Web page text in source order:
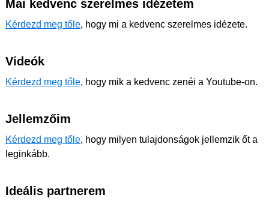
Mai kedvenc szerelmes idézetem
Kérdezd meg tőle, hogy mi a kedvenc szerelmes idézete.
Videók
Kérdezd meg tőle, hogy mik a kedvenc zenéi a Youtube-on.
Jellemzőim
Kérdezd meg tőle, hogy milyen tulajdonságok jellemzik őt a
leginkább.
Ideális partnerem